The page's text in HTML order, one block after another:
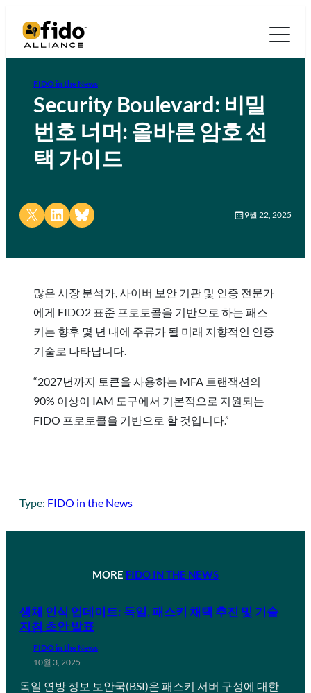
FIDO in the News
Security Boulevard: 비밀
번호 너머: 올바른 암호 선
택 가이드
Share on X Share on LinkedIn
Share on Bluesky 9월 22, 2025
많은 시장 분석가, 사이버 보안 기관 및 인증 전문가
에게 FIDO2 표준 프로토콜을 기반으로 하는 패스
키는 향후 몇 년 내에 주류가 될 미래 지향적인 인증
기술로 나타납니다.
“2027년까지 토큰을 사용하는 MFA 트랜잭션의
90% 이상이 IAM 도구에서 기본적으로 지원되는
FIDO 프로토콜을 기반으로 할 것입니다.”
Type: FIDO in the News
MORE FIDO IN THE NEWS
생체 인식 업데이트: 독일, 패스키 채택 추진 및 기술
지침 초안 발표
FIDO in the News
10월 3, 2025
독일 연방 정보 보안국(BSI)은 패스키 서버 구성에 대한